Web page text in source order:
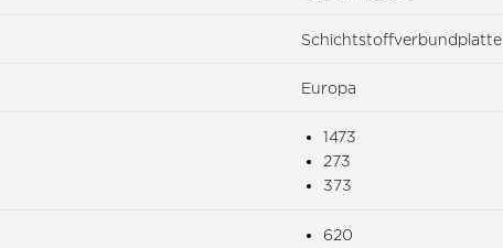
Schichtstoffverbundplatte
Europa
1473
273
373
620